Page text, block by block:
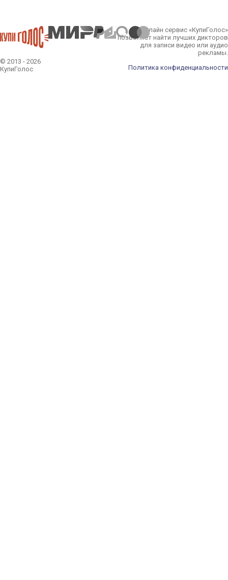
© 2013 - 2026
КупиГолос
Онлайн сервис «КупиГолос»
позволяет найти лучших дикторов
для записи видео или аудио
рекламы.
Политика конфиденциальности